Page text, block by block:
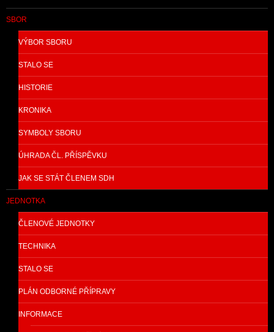
SBOR
VÝBOR SBORU
STALO SE
HISTORIE
KRONIKA
SYMBOLY SBORU
ÚHRADA ČL. PŘÍSPĚVKU
JAK SE STÁT ČLENEM SDH
JEDNOTKA
ČLENOVÉ JEDNOTKY
TECHNIKA
STALO SE
PLÁN ODBORNÉ PŘÍPRAVY
INFORMACE